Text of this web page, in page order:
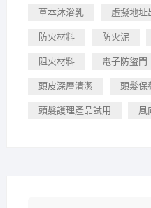
草本沐浴乳 虛擬地址
防火材料 防火泥
阻火材料 電子防盜門
頭皮深層清潔 頭髮保
頭髮護理產品試用 風